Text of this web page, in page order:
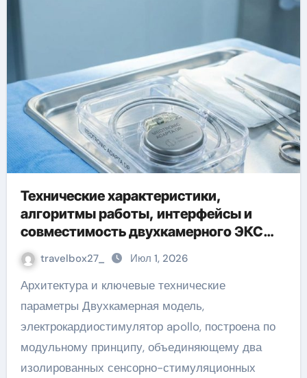
Технические характеристики,
алгоритмы работы, интерфейсы и
совместимость двухкамерного ЭКС
Apollo DR
travelbox27_ Июл 1, 2026
Архитектура и ключевые технические
параметры Двухкамерная модель,
электрокардиостимулятор apollo, построена по
модульному принципу, объединяющему два
изолированных сенсорно-стимуляционных